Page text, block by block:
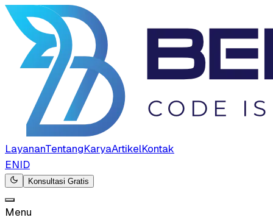
LayananTentangKaryaArtikelKontak
ENID
Konsultasi Gratis
Menu